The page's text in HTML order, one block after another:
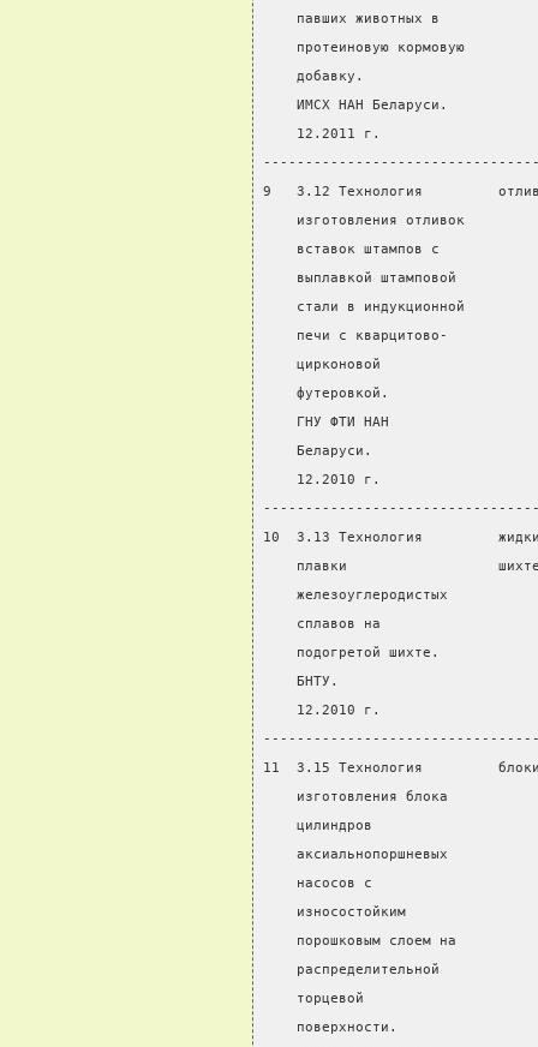
    павших животных в
    протеиновую кормовую
    добавку.
    ИМСХ НАН Беларуси.
    12.2011 г.
9   3.12 Технология
изготовления отливок
    вставок штампов с
    выплавкой штамповой
    стали в индукционной
    печи с кварцитово-
    цирконовой
    футеровкой.
    ГНУ ФТИ НАН
    Беларуси.
    12.2010 г.
10  3.13 Технология
плавки
    железоуглеродистых
    сплавов на
    подогретой шихте.
    БНТУ.
    12.2010 г.
11  3.15 Технология
изготовления блока
    цилиндров
    аксиальнопоршневых
    насосов с
    износостойким
    порошковым слоем на
    распределительной
    торцевой
    поверхности.